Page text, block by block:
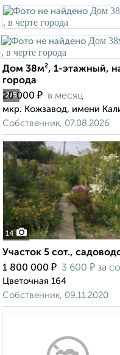
2/5
Дом 38м², 1-этажный,
города
20 000 ₽ в месяц
мкр. Кожзавод, имени
Собственник, 07.08.2026
14
Участок 5 сот.,
1 800 000 ₽ 3 600 ₽ за
Цветочная 164
Собственник, 09.11.2020